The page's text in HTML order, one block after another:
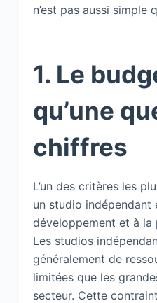
n’est pas aussi simple
1. Le
qu’une
chiffres
L’un des critères les
un studio indépendant
développement et à la
Les studios
généralement de
limitées que les
secteur. Cette